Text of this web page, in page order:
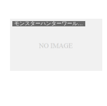
モンスターハンターワールド MHW